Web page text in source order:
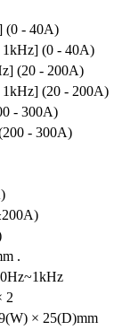
(0 - 40A)
(0 - 40A)
(20 - 200A)
(20 - 200A)
- 300A)
- 300A)
.
2
× 25(D)mm